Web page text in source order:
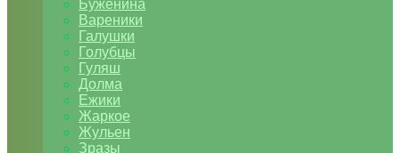
Буженина
Вареники
Галушки
Голубцы
Гуляш
Долма
Ежики
Жаркое
Жульен
Зразы